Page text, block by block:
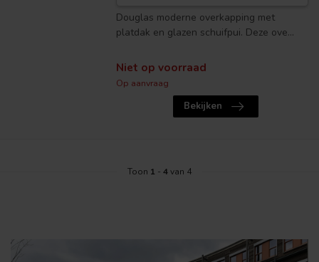
Douglas moderne overkapping met
platdak en glazen schuifpui. Deze ove...
Niet op voorraad
Op aanvraag
Bekijken
Toon 1 - 4van 4